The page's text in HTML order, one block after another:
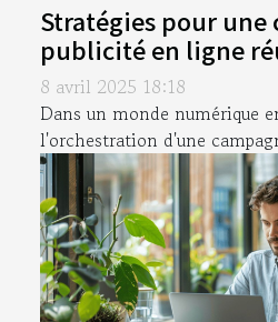
Stratégies pour une
publicité en ligne
8 avril 2025 18:18
Dans un monde numérique
l'orchestration d'une